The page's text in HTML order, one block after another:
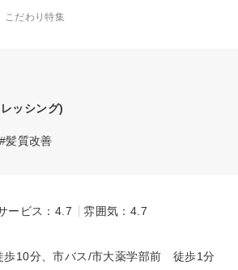
こだわり特集
ッシング)
髪質改善
ービス：4.7
雰囲気：4.7
歩10分、市バス/市大薬学部前 徒歩1分